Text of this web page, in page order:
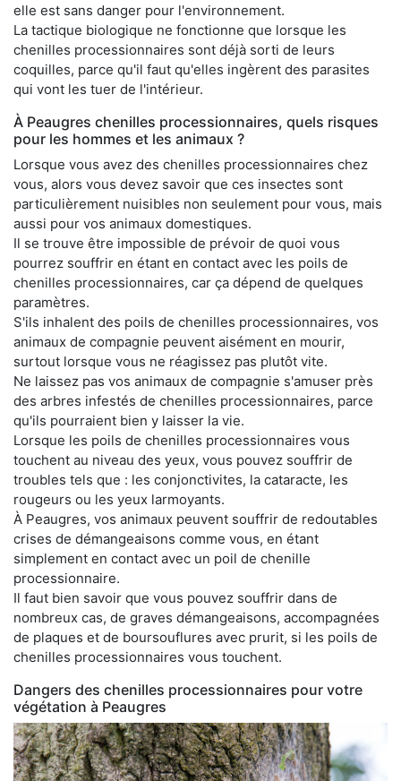
elle est sans danger pour l'environnement.
La tactique biologique ne fonctionne que lorsque les
chenilles processionnaires sont déjà sorti de leurs
coquilles, parce qu'il faut qu'elles ingèrent des parasites
qui vont les tuer de l'intérieur.
À Peaugres chenilles processionnaires, quels risques
pour les hommes et les animaux ?
Lorsque vous avez des chenilles processionnaires chez
vous, alors vous devez savoir que ces insectes sont
particulièrement nuisibles non seulement pour vous, mais
aussi pour vos animaux domestiques.
Il se trouve être impossible de prévoir de quoi vous
pourrez souffrir en étant en contact avec les poils de
chenilles processionnaires, car ça dépend de quelques
paramètres.
S'ils inhalent des poils de chenilles processionnaires, vos
animaux de compagnie peuvent aisément en mourir,
surtout lorsque vous ne réagissez pas plutôt vite.
Ne laissez pas vos animaux de compagnie s'amuser près
des arbres infestés de chenilles processionnaires, parce
qu'ils pourraient bien y laisser la vie.
Lorsque les poils de chenilles processionnaires vous
touchent au niveau des yeux, vous pouvez souffrir de
troubles tels que : les conjonctivites, la cataracte, les
rougeurs ou les yeux larmoyants.
À Peaugres, vos animaux peuvent souffrir de redoutables
crises de démangeaisons comme vous, en étant
simplement en contact avec un poil de chenille
processionnaire.
Il faut bien savoir que vous pouvez souffrir dans de
nombreux cas, de graves démangeaisons, accompagnées
de plaques et de boursouflures avec prurit, si les poils de
chenilles processionnaires vous touchent.
Dangers des chenilles processionnaires pour votre
végétation à Peaugres